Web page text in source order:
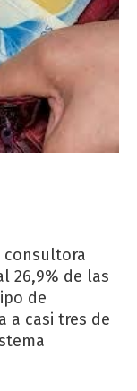
consultora
26,9% de las
de
a casi tres de